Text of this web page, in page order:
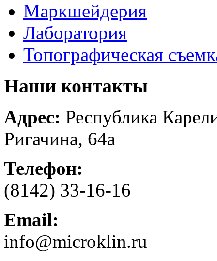
Маркшейдерия
Лаборатория
Топографическая
Наши контакты
Адрес: Республика
Ригачина, 64а
Телефон:
(8142) 33-16-16
Email:
info@microklin.ru